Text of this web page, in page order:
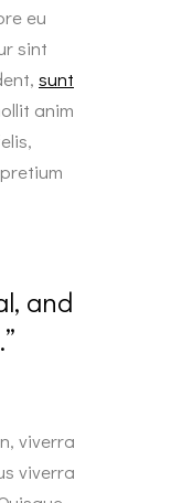
eu
sint
sunt
anim
and
viverra
viverra